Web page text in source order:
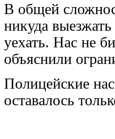
В общей
никуда
уехать. Нас не
объяснили
Полицейские
оставалось